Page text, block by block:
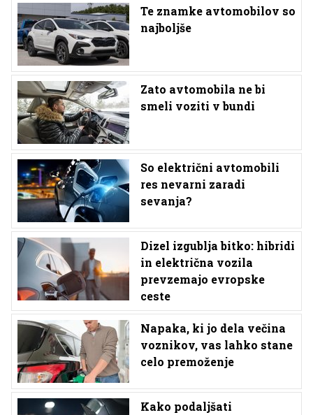
Te znamke avtomobilov so
najboljše
Zato avtomobila ne bi
smeli voziti v bundi
So električni avtomobili
res nevarni zaradi
sevanja?
Dizel izgublja bitko: hibridi
in električna vozila
prevzemajo evropske
ceste
Napaka, ki jo dela večina
voznikov, vas lahko stane
celo premoženje
Kako podaljšati